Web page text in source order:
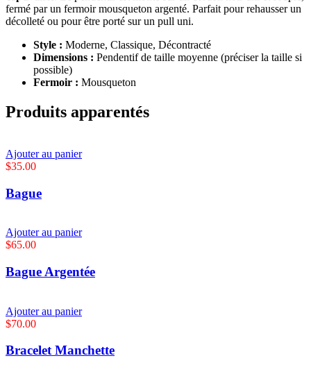
fermé par un fermoir mousqueton argenté. Parfait pour rehausser un
décolleté ou pour être porté sur un pull uni.
Style : Moderne, Classique, Décontracté
Dimensions : Pendentif de taille moyenne (préciser la taille si
possible)
Fermoir : Mousqueton
Produits apparentés
Ajouter au panier
$35.00
Bague
Ajouter au panier
$65.00
Bague Argentée
Ajouter au panier
$70.00
Bracelet Manchette